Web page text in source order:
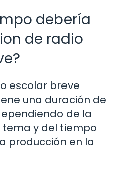
debería
de radio
escolar breve
una duración de
de la
y del tiempo
producción en la